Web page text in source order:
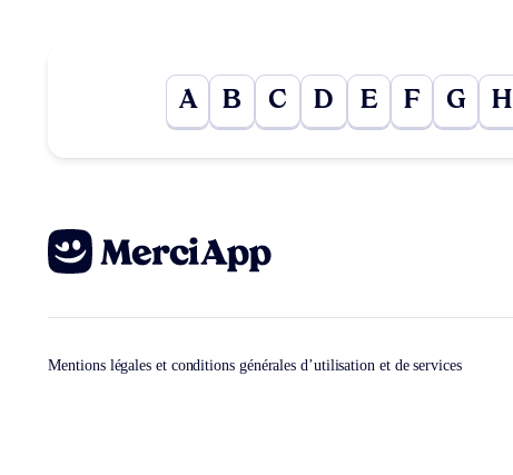
A B C D E F G H
Mentions légales et conditions générales d’utilisation et de services